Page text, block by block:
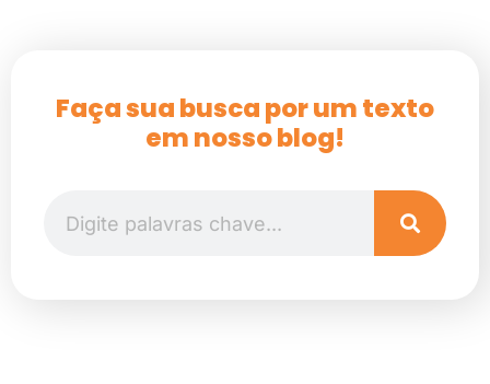
Faça sua busca por um texto
em nosso blog!